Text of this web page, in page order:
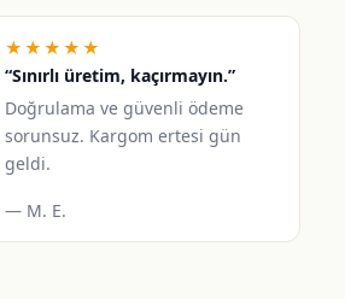
★★★★★
“Sınırlı üretim, kaçırmayın.”
Doğrulama ve güvenli ödeme
sorunsuz. Kargom ertesi gün
geldi.
— M. E.